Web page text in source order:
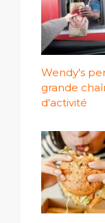
Wendy's
grande
d'activité